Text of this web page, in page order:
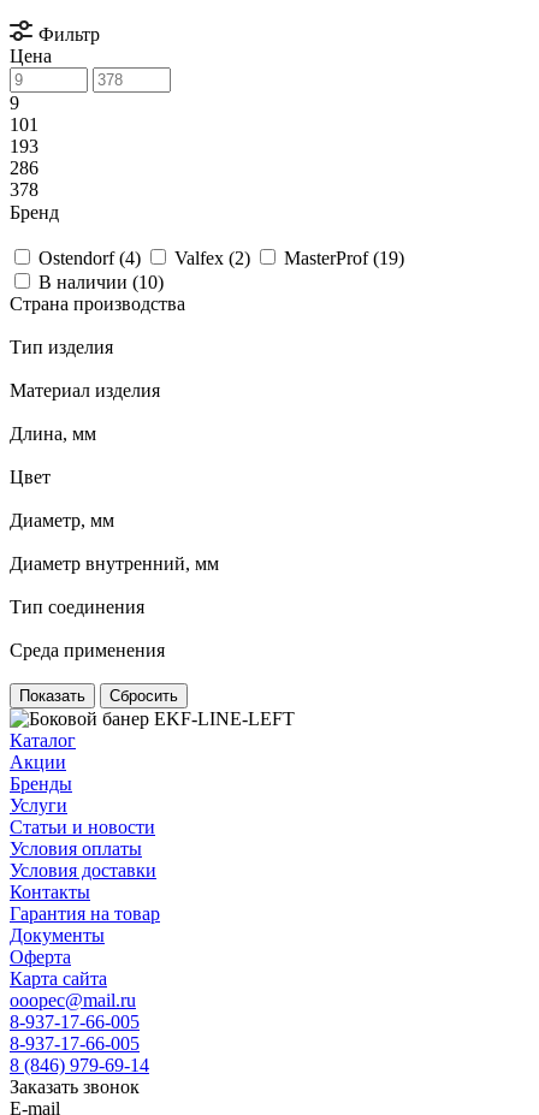
Фильтр
Цена
9
101
193
286
378
Бренд
Ostendorf (4) Valfex (2) MasterProf (19)
В наличии (10)
Страна производства
Тип изделия
Материал изделия
Длина, мм
Цвет
Диаметр, мм
Диаметр внутренний, мм
Тип соединения
Среда применения
Сбросить
Каталог
Акции
Бренды
Услуги
Статьи и новости
Условия оплаты
Условия доставки
Контакты
Гарантия на товар
Документы
Оферта
Карта сайта
ooopec@mail.ru
8-937-17-66-005
8-937-17-66-005
8 (846) 979-69-14
Заказать звонок
E-mail